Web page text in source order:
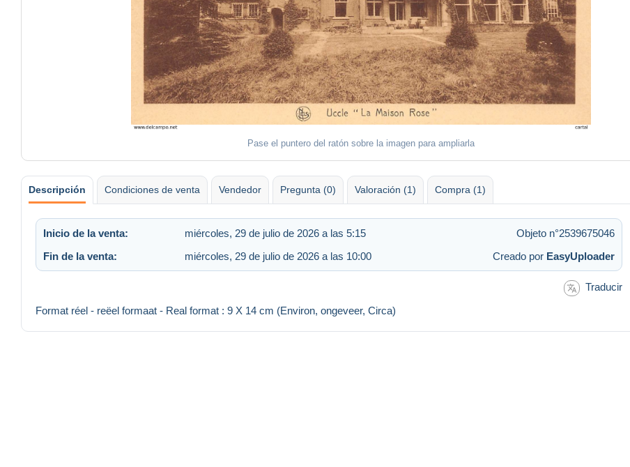
Pase el puntero del ratón sobre la imagen para ampliarla
Descripción Condiciones de venta Vendedor Pregunta (0) Valoración (1) Compra (1)
Inicio de la venta: miércoles, 29 de julio de 2026 a las 5:15
Objeto n°2539675046
Fin de la venta:
miércoles, 29 de julio de 2026 a las 10:00 Creado por EasyUploader
Traducir
Format réel - reëel formaat - Real format : 9 X 14 cm (Environ, ongeveer, Circa)